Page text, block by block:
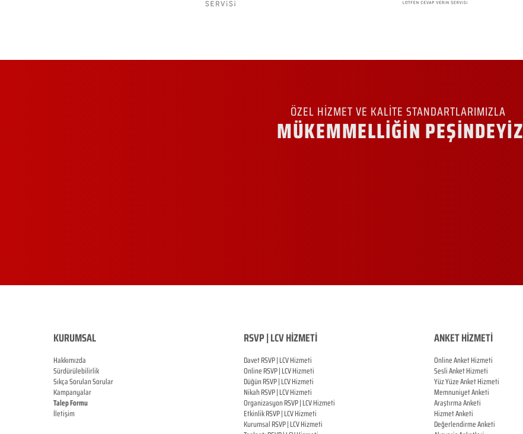
ÖZEL HİZMET VE KALİTE STANDARTLARIMIZLA
MÜKEMMELLİĞİN PEŞİNDEYİZ
KURUMSAL
Hakkımızda
Sürdürülebilirlik
Sıkça Sorulan Sorular
Kampanyalar
Talep Formu
İletişim
RSVP | LCV HİZMETİ
Davet RSVP | LCV Hizmeti
OnlineRSVP |LCV Hizmeti
DüğünRSVP |LCV Hizmeti
NikahRSVP |LCV Hizmeti
OrganizasyonRSVP |LCV Hizmeti
EtkinlikRSVP |LCV Hizmeti
KurumsalRSVP |LCV Hizmeti
ANKET HİZMETİ
Online Anket Hizmeti
Sesli Anket Hizmeti
Yüz Yüze Anket Hizmeti
Memnuniyet Anketi
Araştırma Anketi
Hizmet Anketi
Değerlendirme Anketi